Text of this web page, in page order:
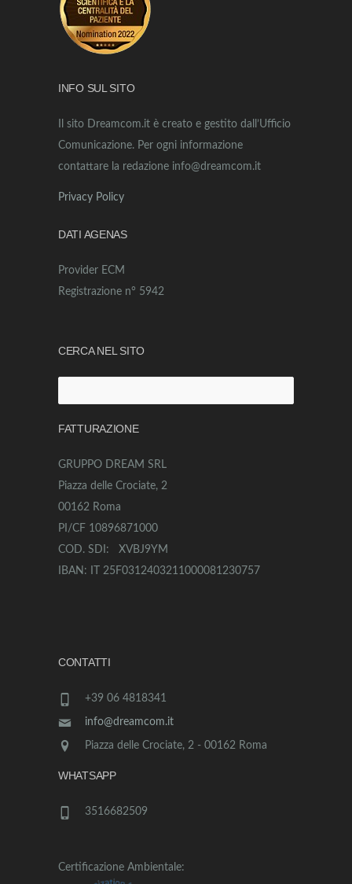
INFO SUL SITO
Il sito Dreamcom.it è creato e gestito dall’Ufficio
Comunicazione. Per ogni informazione
contattare la redazione info@dreamcom.it
Privacy Policy
DATI AGENAS
Provider ECM
Registrazione n° 5942
CERCA NEL SITO
per:
FATTURAZIONE
GRUPPO DREAM SRL
Piazza delle Crociate, 2
00162 Roma
PI/CF 10896871000
COD. SDI: XVBJ9YM
IBAN: IT 25F0312403211000081230757
CONTATTI
+39 06 4818341
info@dreamcom.it
Piazza delle Crociate, 2 - 00162 Roma
WHATSAPP
3516682509
Certificazione Ambientale: